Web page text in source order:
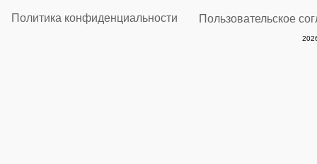
Политика конфиденциальности Пользовательское